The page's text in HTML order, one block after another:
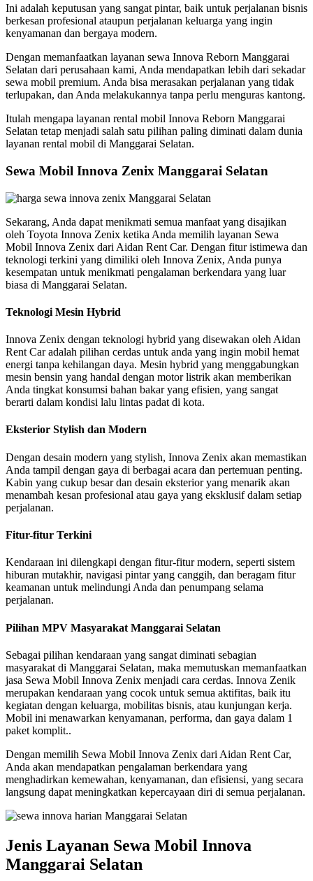
Ini adalah keputusan yang sangat pintar, baik untuk perjalanan bisnis
berkesan profesional ataupun perjalanan keluarga yang ingin
kenyamanan dan bergaya modern.
Dengan memanfaatkan layanan sewa Innova Reborn Manggarai
Selatan dari perusahaan kami, Anda mendapatkan lebih dari sekadar
sewa mobil premium. Anda bisa merasakan perjalanan yang tidak
terlupakan, dan Anda melakukannya tanpa perlu menguras kantong.
Itulah mengapa layanan rental mobil Innova Reborn Manggarai
Selatan tetap menjadi salah satu pilihan paling diminati dalam dunia
layanan rental mobil di Manggarai Selatan.
Sewa Mobil Innova Zenix Manggarai Selatan
Sekarang, Anda dapat menikmati semua manfaat yang disajikan
oleh Toyota Innova Zenix ketika Anda memilih layanan Sewa
Mobil Innova Zenix dari Aidan Rent Car. Dengan fitur istimewa dan
teknologi terkini yang dimiliki oleh Innova Zenix, Anda punya
kesempatan untuk menikmati pengalaman berkendara yang luar
biasa di Manggarai Selatan.
Teknologi Mesin Hybrid
Innova Zenix dengan teknologi hybrid yang disewakan oleh Aidan
Rent Car adalah pilihan cerdas untuk anda yang ingin mobil hemat
energi tanpa kehilangan daya. Mesin hybrid yang menggabungkan
mesin bensin yang handal dengan motor listrik akan memberikan
Anda tingkat konsumsi bahan bakar yang efisien, yang sangat
berarti dalam kondisi lalu lintas padat di kota.
Eksterior Stylish dan Modern
Dengan desain modern yang stylish, Innova Zenix akan memastikan
Anda tampil dengan gaya di berbagai acara dan pertemuan penting.
Kabin yang cukup besar dan desain eksterior yang menarik akan
menambah kesan profesional atau gaya yang eksklusif dalam setiap
perjalanan.
Fitur-fitur Terkini
Kendaraan ini dilengkapi dengan fitur-fitur modern, seperti sistem
hiburan mutakhir, navigasi pintar yang canggih, dan beragam fitur
keamanan untuk melindungi Anda dan penumpang selama
perjalanan.
Pilihan MPV Masyarakat Manggarai Selatan
Sebagai pilihan kendaraan yang sangat diminati sebagian
masyarakat di Manggarai Selatan, maka memutuskan memanfaatkan
jasa Sewa Mobil Innova Zenix menjadi cara cerdas. Innova Zenik
merupakan kendaraan yang cocok untuk semua aktifitas, baik itu
kegiatan dengan keluarga, mobilitas bisnis, atau kunjungan kerja.
Mobil ini menawarkan kenyamanan, performa, dan gaya dalam 1
paket komplit..
Dengan memilih Sewa Mobil Innova Zenix dari Aidan Rent Car,
Anda akan mendapatkan pengalaman berkendara yang
menghadirkan kemewahan, kenyamanan, dan efisiensi, yang secara
langsung dapat meningkatkan kepercayaan diri di semua perjalanan.
Jenis Layanan Sewa Mobil Innova
Manggarai Selatan